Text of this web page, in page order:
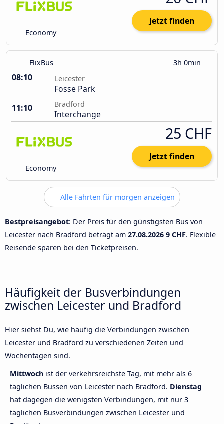
Economy
Jetzt finden
FlixBus 3h 0min
08:10 Leicester
Fosse Park
11:10
Bradford
Interchange
Economy
25 CHF
Jetzt finden
Alle Fahrten für morgen anzeigen
Bestpreisangebot: Der Preis für den günstigsten Bus von
Leicester nach Bradford beträgt am 27.08.2026 9 CHF. Flexible
Reisende sparen bei den Ticketpreisen.
Häufigkeit der Busverbindungen
zwischen Leicester und Bradford
Hier siehst Du, wie häufig die Verbindungen zwischen
Leicester und Bradford zu verschiedenen Zeiten und
Wochentagen sind.
Mittwoch ist der verkehrsreichste Tag, mit mehr als 6
täglichen Bussen von Leicester nach Bradford. Dienstag
hat dagegen die wenigsten Verbindungen, mit nur 3
täglichen Busverbindungen zwischen Leicester und